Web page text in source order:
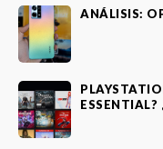
ANÁLISIS:
ESSENTIAL?